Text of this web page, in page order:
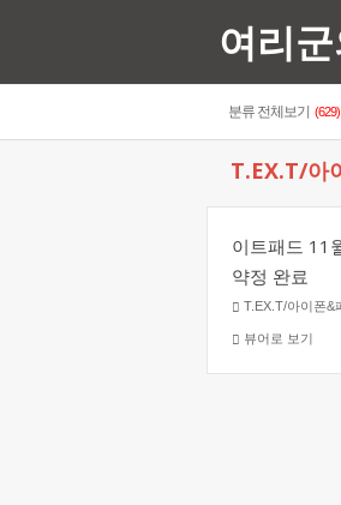
여리
분류 전체보기 (629)
T.EX.T/아
이트패드 11
약정 완료
T.EX.T/아이폰&
뷰어로 보기